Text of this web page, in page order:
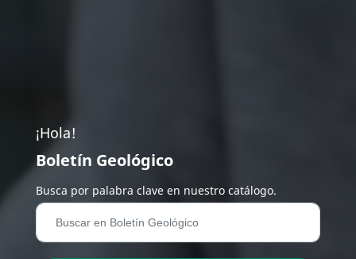
¡Hola!
Boletín Geológico
Busca por palabra clave en nuestro catálogo.